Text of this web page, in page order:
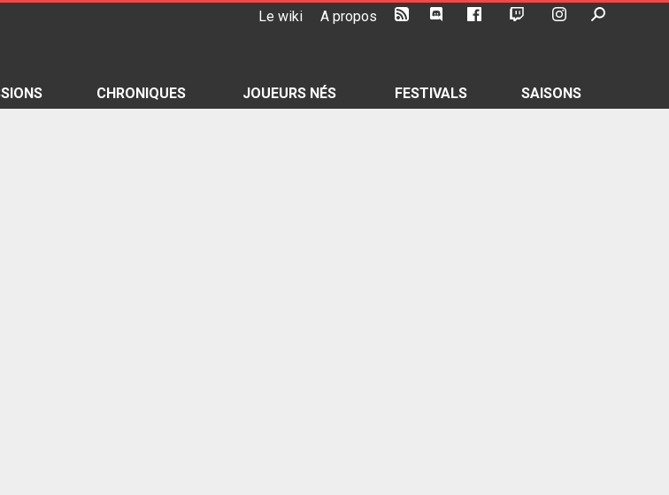
Le wiki A propos
CHRONIQUES JOUEURS NÉS FESTIVALS SAISONS